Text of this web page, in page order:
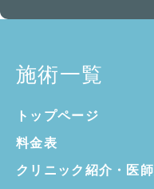
施術一覧
トップページ
料金表
クリニック紹介・ 医